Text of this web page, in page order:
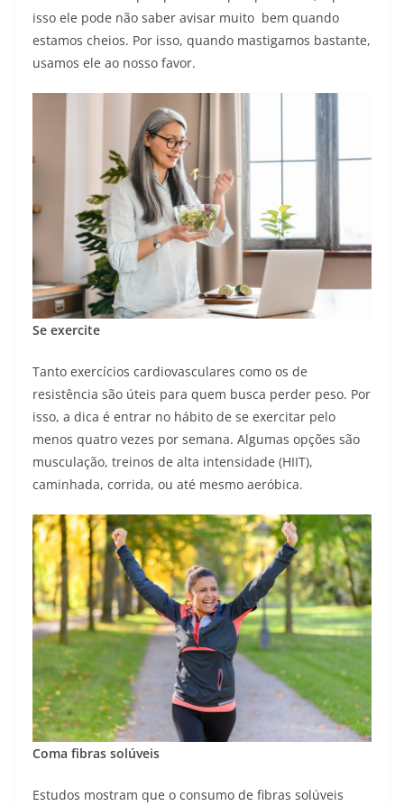
isso ele pode não saber avisar muito bem quando
estamos cheios. Por isso, quando mastigamos bastante,
usamos ele ao nosso favor.
Se exercite
Tanto exercícios cardiovasculares como os de
resistência são úteis para quem busca perder peso. Por
isso, a dica é entrar no hábito de se exercitar pelo
menos quatro vezes por semana. Algumas opções são
musculação, treinos de alta intensidade (HIIT),
caminhada, corrida, ou até mesmo aeróbica.
Coma fibras solúveis
Estudos mostram que o consumo de fibras solúveis